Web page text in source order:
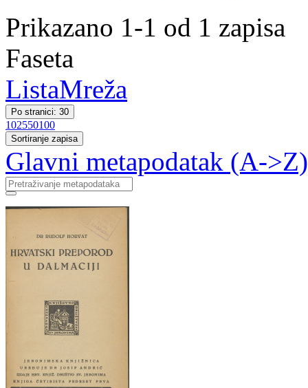
Prikazano 1-1 od 1 zapisa
Faseta
ListaMreža
Po stranici: 30
102550100
Sortiranje zapisa
Glavni metapodatak (A->Z)